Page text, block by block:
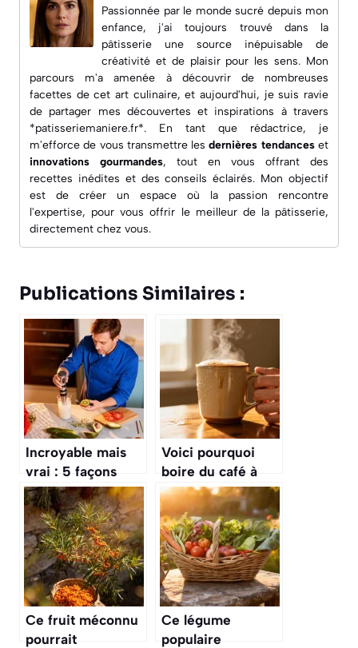
Passionnée par le monde sucré depuis mon
enfance, j'ai toujours trouvé dans la
pâtisserie une source inépuisable de
créativité et de plaisir pour les sens. Mon
parcours m'a amenée à découvrir de nombreuses
facettes de cet art culinaire, et aujourd'hui, je suis ravie
de partager mes découvertes et inspirations à travers
*patisseriemaniere.fr*. En tant que rédactrice, je
m'efforce de vous transmettre lesdernières tendanceset
innovations gourmandes, tout en vous offrant des
recettes inédites et des conseils éclairés. Mon objectif
est de créer un espace où la passion rencontre
l'expertise, pour vous offrir le meilleur de la pâtisserie,
directement chez vous.
Publications Similaires :
Incroyable mais
vrai : 5 façons
surprenantes
d’utiliser votre
mixeur plongeant
Voici pourquoi
boire du café à
certaines heures
change tout pour
votre santé
Ce fruit méconnu
pourrait
Ce légume
populaire